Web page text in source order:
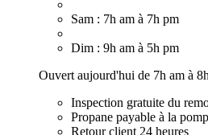
Sam : 7h am à 7h pm
Dim : 9h am à 5h pm
Ouvert aujourd'hui de 7h am à
Inspection gratuite du
Propane payable à la
Retour client 24 heures